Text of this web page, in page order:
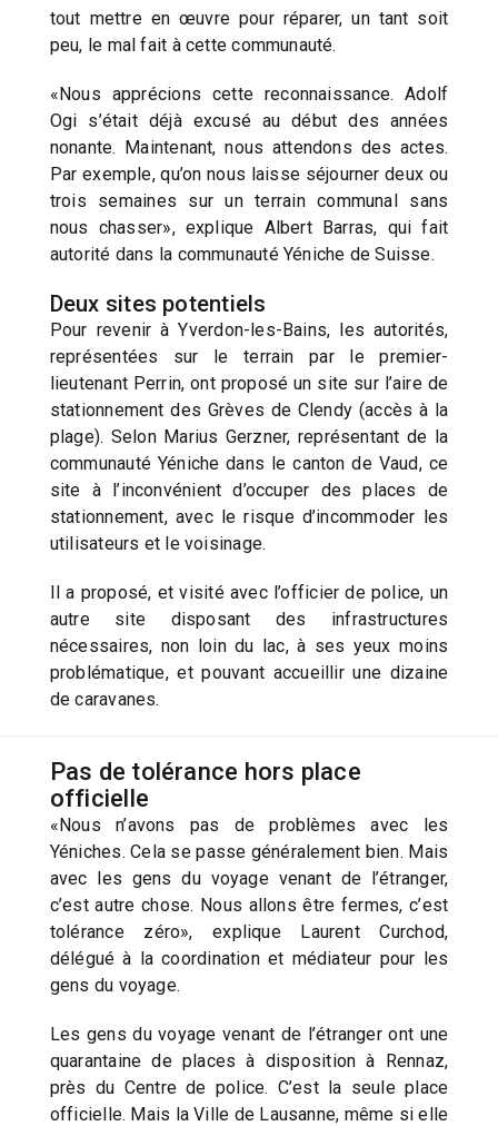
tout mettre en œuvre pour réparer, un tant soit
peu, le mal fait à cette communauté.
«Nous apprécions cette reconnaissance. Adolf
Ogi s’était déjà excusé au début des années
nonante. Maintenant, nous attendons des actes.
Par exemple, qu’on nous laisse séjourner deux ou
trois semaines sur un terrain communal sans
nous chasser», explique Albert Barras, qui fait
autorité dans la communauté Yéniche de Suisse.
Deux sites potentiels
Pour revenir à Yverdon-les-Bains, les autorités,
représentées sur le terrain par le premier-
lieutenant Perrin, ont proposé un site sur l’aire de
stationnement des Grèves de Clendy (accès à la
plage). Selon Marius Gerzner, représentant de la
communauté Yéniche dans le canton de Vaud, ce
site à l’inconvénient d’occuper des places de
stationnement, avec le risque d’incommoder les
utilisateurs et le voisinage.
Il a proposé, et visité avec l’officier de police, un
autre site disposant des infrastructures
nécessaires, non loin du lac, à ses yeux moins
problématique, et pouvant accueillir une dizaine
de caravanes.
Pas de tolérance hors place
officielle
«Nous n’avons pas de problèmes avec les
Yéniches. Cela se passe généralement bien. Mais
avec les gens du voyage venant de l’étranger,
c’est autre chose. Nous allons être fermes, c’est
tolérance zéro», explique Laurent Curchod,
délégué à la coordination et médiateur pour les
gens du voyage.
Les gens du voyage venant de l’étranger ont une
quarantaine de places à disposition à Rennaz,
près du Centre de police. C’est la seule place
officielle. Mais la Ville de Lausanne, même si elle